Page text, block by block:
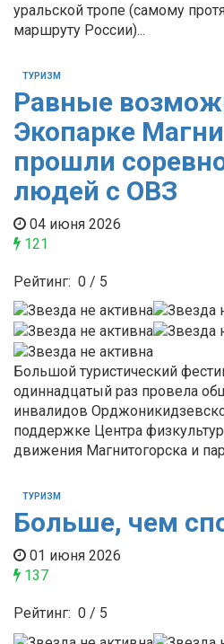
уральской тропе (самому
маршруту России)...
ТУРИЗМ
Равные
Экопарке
прошли
людей с ОВЗ
04 июня 2026
121
Рейтинг: 0 / 5
Большой туристический
одиннадцатый раз провела
инвалидов
поддержке Центра
движения Магнитогорска и
ТУРИЗМ
Больше, чем
01 июня 2026
137
Рейтинг: 0 / 5